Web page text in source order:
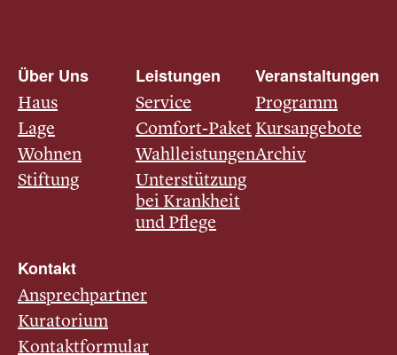
Über Uns
Haus
Lage
Wohnen
Stiftung
Leistungen
Service
Comfort-Paket
Wahlleistungen
Unterstützung
bei Krankheit
und Pflege
Veranstaltungen
Programm
Kursangebote
Archiv
Kontakt
Ansprechpartner
Kuratorium
Kontaktformular